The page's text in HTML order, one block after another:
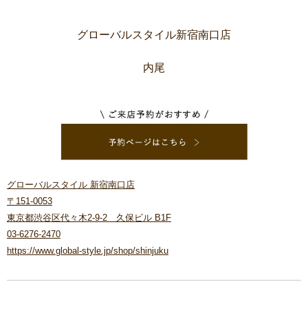
グローバルスタイル新宿南口店
内尾
グローバルスタイル 新宿南口店
〒151-0053
東京都渋谷区代々木2-9-2 久保ビル B1F
03-6276-2470
https://www.global-style.jp/shop/shinjuku